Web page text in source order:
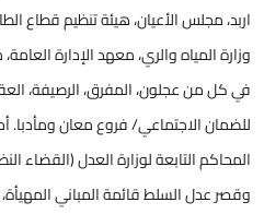
اربد، مجلس الأعيان، هيئة تنظيم قطاع
وزارة المياه والري، معهد الإدارة
في كل من عجلون، المفرق، الرصيفة،
للضمان الاجتماعي/ فروع معان ومأدبا.
المحاكم التابعة لوزارة العدل
وقصر عدل السلط قائمة المباني